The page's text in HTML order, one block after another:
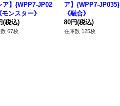
ア】{WPP7-JP02
ンスター》
(税込)
67枚
ア】{WPP7-JP035}
《融合》
80円(税込)
在庫数 125枚